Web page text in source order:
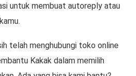
untuk membuat autoreply atau
telah menghubungi toko online
Kakak dalam memilih